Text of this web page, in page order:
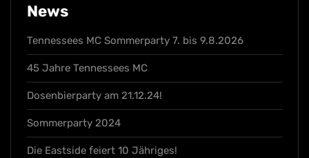
News
Tennessees MC Sommerparty 7. bis 9.8.2026
45 Jahre Tennessees MC
Dosenbierparty am 21.12.24!
Sommerparty 2024
Die Eastside feiert 10 Jähriges!